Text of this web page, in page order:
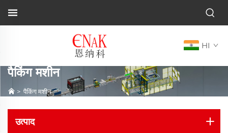
HI
पैकिंग मशीन
> पैकिंग मशीन
उत्पाद